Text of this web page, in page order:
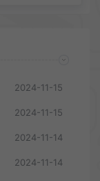
2024-11-15
2024-11-15
2024-11-14
2024-11-14